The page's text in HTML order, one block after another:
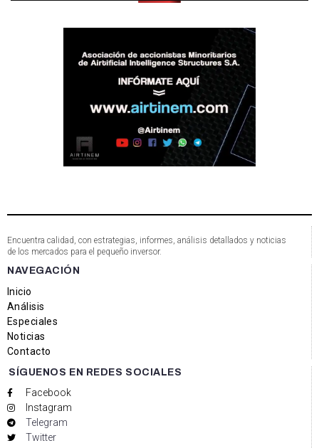
Encuentra calidad, con estrategias, informes, análisis detallados y noticias
de los mercados para el pequeño inversor.
NAVEGACIÓN
Inicio
Análisis
Especiales
Noticias
Contacto
SÍGUENOS EN REDES SOCIALES
Facebook
Instagram
Telegram
Twitter